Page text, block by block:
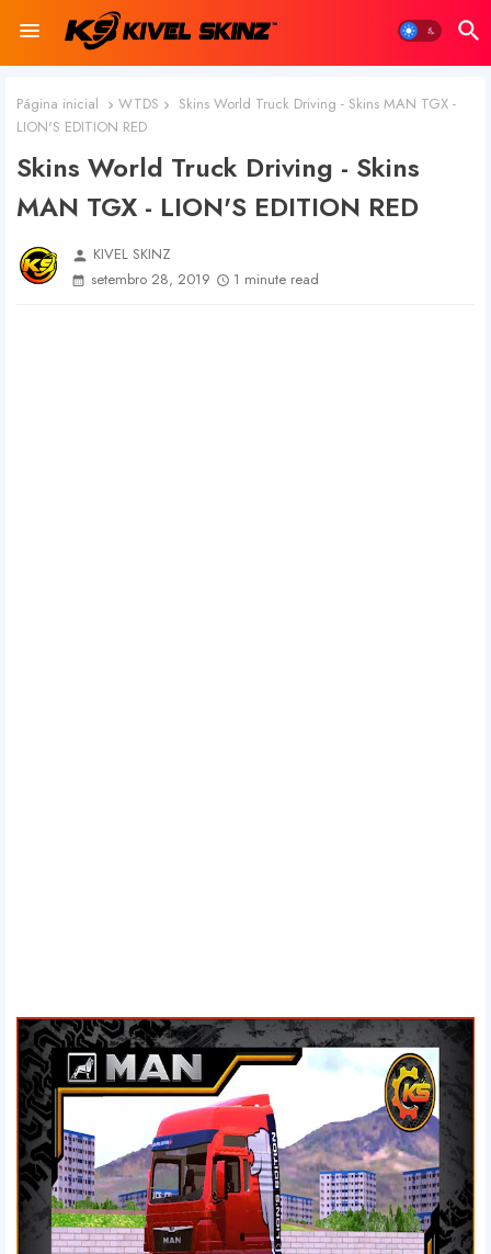
Página inicial WTDS
Skins World Truck Driving - Skins MAN TGX -
LION'S EDITION RED
Skins World Truck Driving - Skins
MAN TGX - LION'S EDITION RED
person KIVEL SKINZ
setembro 28, 2019
1 minute read